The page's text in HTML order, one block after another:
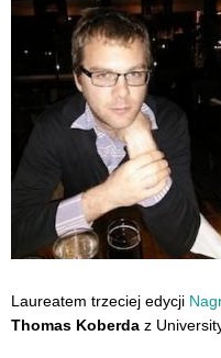
Laureatem trzeciej edycji
Thomas Koberda z